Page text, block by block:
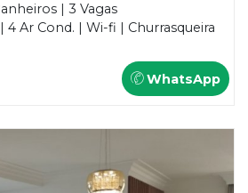
| 3 Vagas
4 Ar Cond. | Wi-fi | Churrasqueira
WhatsApp